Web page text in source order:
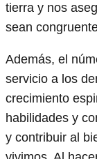
tierra y nos
sean
Además, el
servicio a los
crecimiento
habilidades y
y contribuir al